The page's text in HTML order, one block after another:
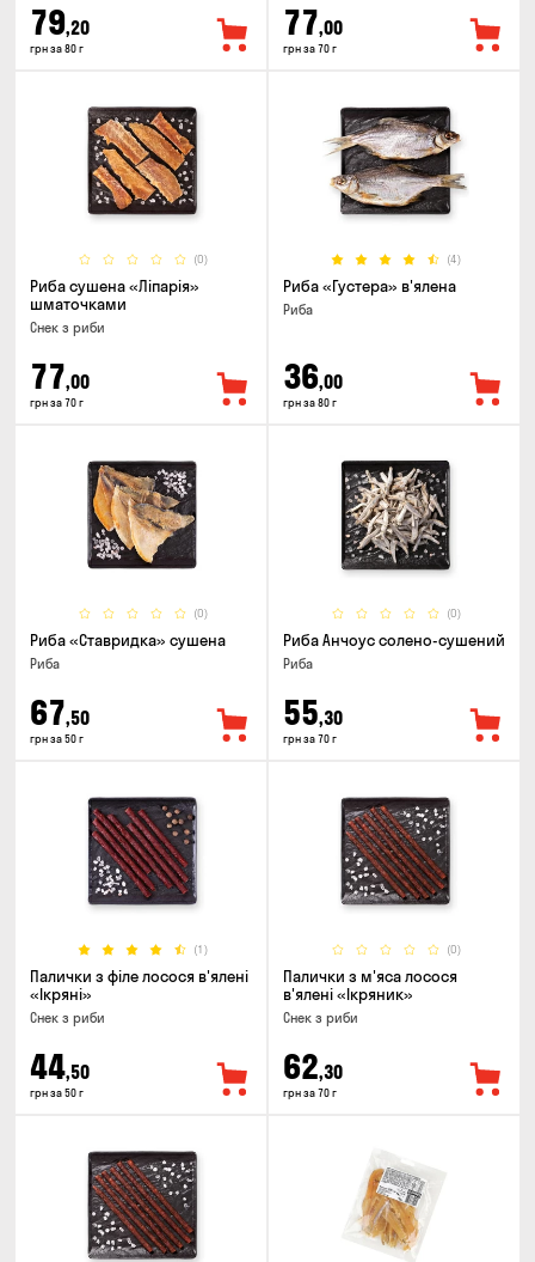
79,20
грн за 80 г
77,00
грн за 70 г
(0)
Риба сушена «Ліпарія»
шматочками
Снек з риби
77,00
грн за 70 г
(4)
Риба «Густера» в'ялена
Риба
36,00
грн за 80 г
(0)
Риба «Ставридка» сушена
Риба
67,50
грн за 50 г
(0)
Риба Анчоус солено-сушений
Риба
55,30
грн за 70 г
(1)
Палички з філе лосося в'ялені
«Ікряні»
Снек з риби
44,50
грн за 50 г
(0)
Палички з м'яса лосося
в'ялені «Ікряник»
Снек з риби
62,30
грн за 70 г